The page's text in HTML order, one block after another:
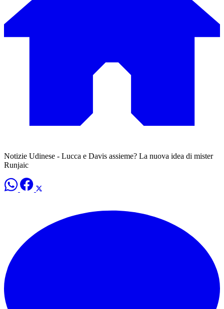
Notizie Udinese - Lucca e Davis assieme? La nuova idea di mister
Runjaic